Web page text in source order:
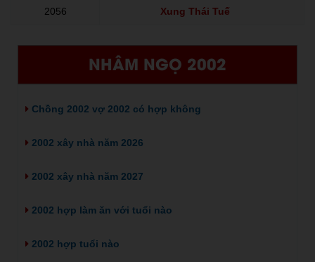
2056 Xung Thái Tuế
NHÂM NGỌ 2002
Chồng 2002 vợ 2002 có hợp không
2002 xây nhà năm 2026
2002 xây nhà năm 2027
2002 hợp làm ăn với tuổi nào
2002 hợp tuổi nào